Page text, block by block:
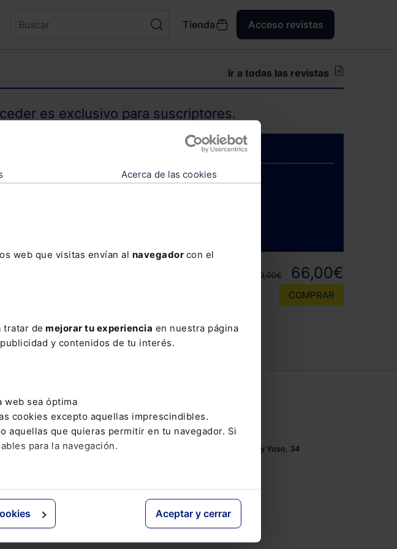
Acerca de las cookies
web que visitas envían al navegador con el
tratar de mejorar tu experiencia en nuestra página
y contenidos de tu interés.
web sea óptima
cookies excepto aquellas imprescindibles.
aquellas que quieras permitir en tu navegador. Si
para la navegación.
Aceptar y cerrar
Tienda Acceso revistas
Ir a todas las revistas
es exclusivo para suscriptores.
pierdas está oportunidad y
110,00€ 66,00€
COMPRAR
Lefebvre
Derecho
Asesoría
Tel.: 91 210 80 00
Mándanos unemail
Monasterios de Suso y Yuso, 34